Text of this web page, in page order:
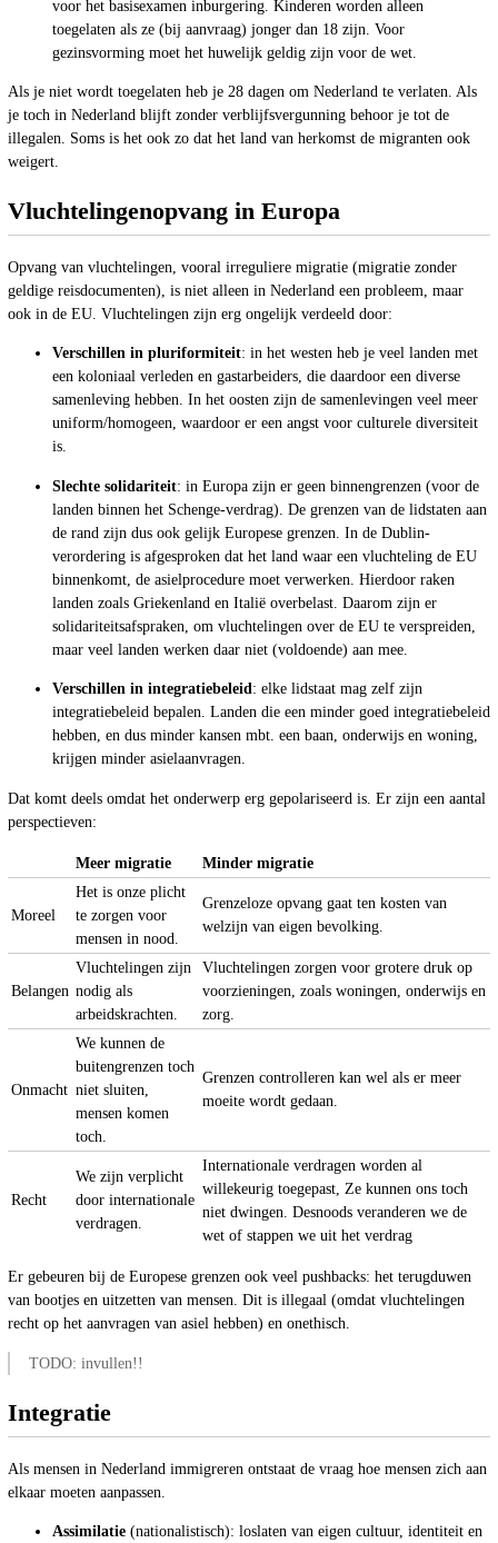
voor het basisexamen inburgering. Kinderen worden alleen
toegelaten als ze (bij aanvraag) jonger dan 18 zijn. Voor
gezinsvorming moet het huwelijk geldig zijn voor de wet.
Als je niet wordt toegelaten heb je 28 dagen om Nederland te verlaten. Als
je toch in Nederland blijft zonder verblijfsvergunning behoor je tot de
illegalen. Soms is het ook zo dat het land van herkomst de migranten ook
weigert.
Vluchtelingenopvang in Europa
Opvang van vluchtelingen, vooral irreguliere migratie (migratie zonder
geldige reisdocumenten), is niet alleen in Nederland een probleem, maar
ook in de EU. Vluchtelingen zijn erg ongelijk verdeeld door:
Verschillen in pluriformiteit: in het westen heb je veel landen met
een koloniaal verleden en gastarbeiders, die daardoor een diverse
samenleving hebben. In het oosten zijn de samenlevingen veel meer
uniform/homogeen, waardoor er een angst voor culturele diversiteit
is.
Slechte solidariteit: in Europa zijn er geen binnengrenzen (voor de
landen binnen het Schenge-verdrag). De grenzen van de lidstaten aan
de rand zijn dus ook gelijk Europese grenzen. In de Dublin-
verordering is afgesproken dat het land waar een vluchteling de EU
binnenkomt, de asielprocedure moet verwerken. Hierdoor raken
landen zoals Griekenland en Italië overbelast. Daarom zijn er
solidariteitsafspraken, om vluchtelingen over de EU te verspreiden,
maar veel landen werken daar niet (voldoende) aan mee.
Verschillen in integratiebeleid: elke lidstaat mag zelf zijn
integratiebeleid bepalen. Landen die een minder goed integratiebeleid
hebben, en dus minder kansen mbt. een baan, onderwijs en woning,
krijgen minder asielaanvragen.
Dat komt deels omdat het onderwerp erg gepolariseerd is. Er zijn een aantal
perspectieven:
Meer migratie Minder migratie
Moreel
Het is onze plicht
te zorgen voor
mensen in nood.
Grenzeloze opvang gaat ten kosten van
welzijn van eigen bevolking.
Belangen
Vluchtelingen zijn
nodig als
arbeidskrachten.
Vluchtelingen zorgen voor grotere druk op
voorzieningen, zoals woningen, onderwijs en
zorg.
Onmacht
We kunnen de
buitengrenzen toch
niet sluiten,
mensen komen
toch.
Grenzen controlleren kan wel als er meer
moeite wordt gedaan.
Recht
We zijn verplicht
door internationale
verdragen.
Internationale verdragen worden al
willekeurig toegepast, Ze kunnen ons toch
niet dwingen. Desnoods veranderen we de
wet of stappen we uit het verdrag
Er gebeuren bij de Europese grenzen ook veel pushbacks: het terugduwen
van bootjes en uitzetten van mensen. Dit is illegaal (omdat vluchtelingen
recht op het aanvragen van asiel hebben) en onethisch.
TODO: invullen!!
Integratie
Als mensen in Nederland immigreren ontstaat de vraag hoe mensen zich aan
elkaar moeten aanpassen.
Assimilatie (nationalistisch): loslaten van eigen cultuur, identiteit en